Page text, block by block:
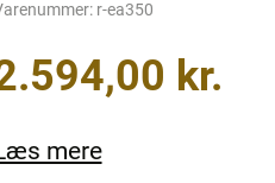
r-ea350
kr.
mere